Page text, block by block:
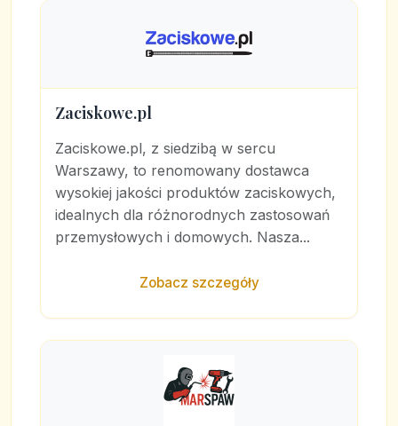
Zaciskowe.pl
Zaciskowe.pl, z siedzibą w sercu
Warszawy, to renomowany dostawca
wysokiej jakości produktów zaciskowych,
idealnych dla różnorodnych zastosowań
przemysłowych i domowych. Nasza...
Zobacz szczegóły